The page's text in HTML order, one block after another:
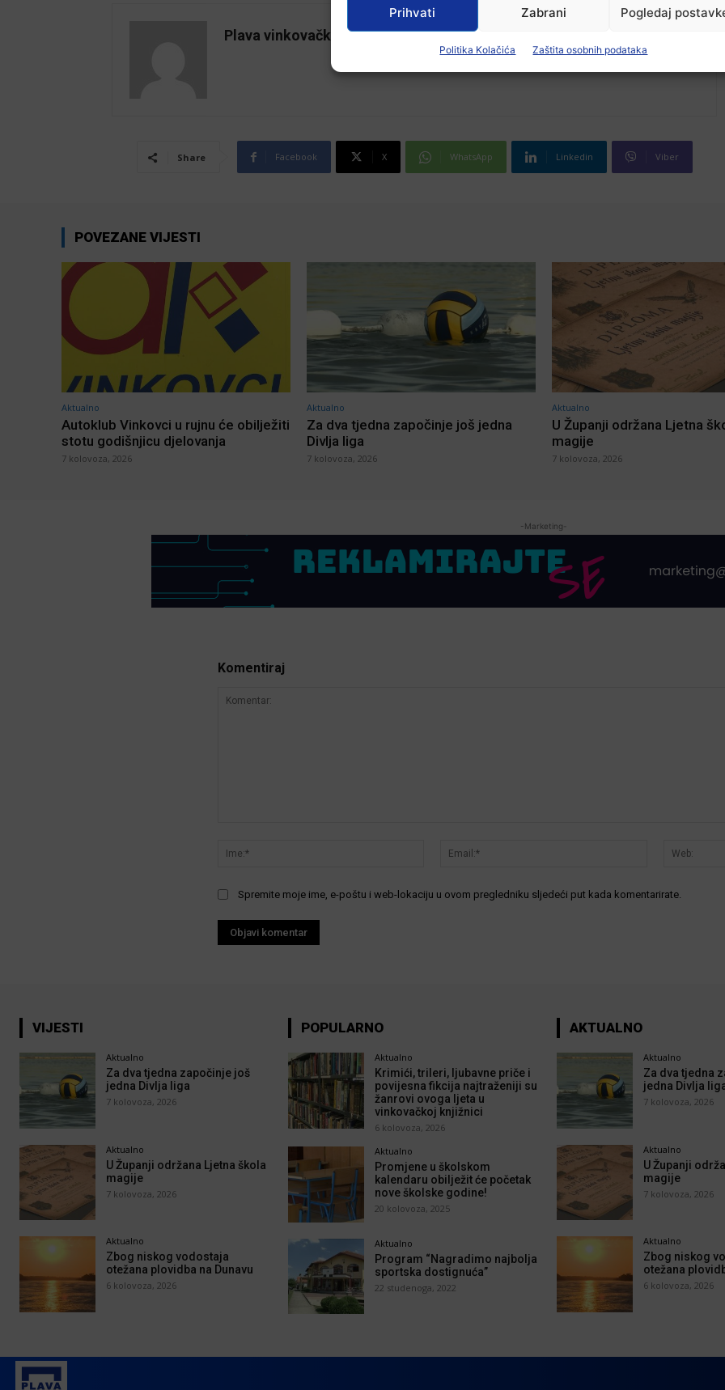
Prihvati Zabrani Pogledaj
Politika Kolačića Zaštita osobnih podataka
Plava vinkovačka
Share Facebook X WhatsApp Linkedin Viber
POVEZANE VIJESTI
Aktualno
Autoklub Vinkovci u rujnu će obilježiti
stotu godišnjicu djelovanja
7 kolovoza, 2026
Aktualno
Za dva tjedna započinje još jedna
Divlja liga
7 kolovoza, 2026
Aktualno
U Županji održana Ljetna
magije
7 kolovoza, 2026
-Marketing-
Komentiraj
Ime:*
Email:*
Spremite moje ime, e-poštu i web-lokaciju u ovom pregledniku sljedeći put kada komentarirate.
VIJESTI
Aktualno
Za dva tjedna započinje još
jedna Divlja liga
7 kolovoza, 2026
Aktualno
U Županji održana Ljetna škola
magije
7 kolovoza, 2026
Aktualno
Zbog niskog vodostaja
otežana plovidba na Dunavu
6 kolovoza, 2026
POPULARNO
Aktualno
Krimići, trileri, ljubavne priče i
povijesna fikcija najtraženiji su
žanrovi ovoga ljeta u
vinkovačkoj knjižnici
6 kolovoza, 2026
Aktualno
Promjene u školskom
kalendaru obilježit će početak
nove školske godine!
20 kolovoza, 2025
Aktualno
Program “Nagradimo najbolja
sportska dostignuća”
22 studenoga, 2022
AKTUALNO
Aktualno
Za dva tjedna
jedna Divlja
7 kolovoza, 2026
Aktualno
U Županji
magije
7 kolovoza, 2026
Aktualno
Zbog niskog
otežana
6 kolovoza, 2026